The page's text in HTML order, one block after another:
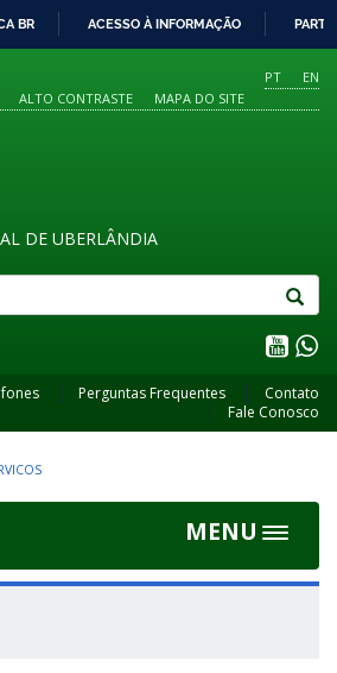
O
CONTEÚDO
BR ACESSO À INFORMAÇÃO
PT
EN
ALTO CONTRASTE MAPA DO SITE
DE UBERLÂNDIA
Perguntas Frequentes
Contato
Fale Conosco
MENU
Toggle